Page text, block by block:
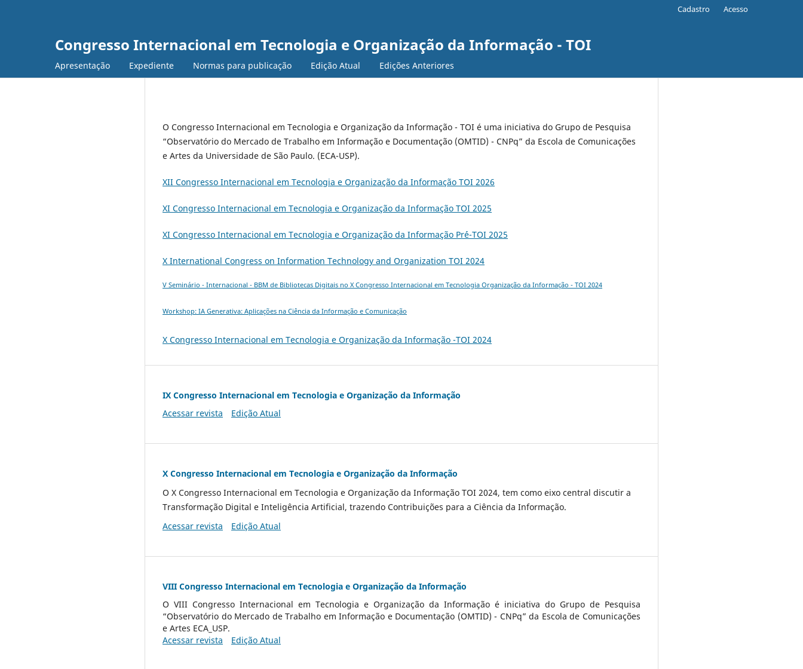
Congresso Internacional em Tecnologia e Organização da Informação - TOI
Apresentação Expediente Normas para publicação Edição Atual Edições Anteriores
Cadastro Acesso
O Congresso Internacional em Tecnologia e Organização da Informação - TOI é uma iniciativa do Grupo de Pesquisa
“Observatório do Mercado de Trabalho em Informação e Documentação (OMTID) - CNPq” da Escola de Comunicações
e Artes da Universidade de São Paulo. (ECA-USP).
XII Congresso Internacional em Tecnologia e Organização da Informação TOI 2026
XI Congresso Internacional em Tecnologia e Organização da Informação TOI 2025
XI Congresso Internacional em Tecnologia e Organização da Informação Pr´é-TOI 2025
X International Congress on Information Technology and Organization TOI 2024
V Seminário - Internacional - BBM de Bibliotecas Digitais no X Congresso Internacional em Tecnologia Organização da Informação - TOI 2024
Workshop: IA Generativa: Aplicações na Ciência da Informação e Comunicação
X Congresso Internacional em Tecnologia e Organização da Informação -TOI 2024
IX Congresso Internacional em Tecnologia e Organização da Informação
Acessar revista
Edição Atual
X Congresso Internacional em Tecnologia e Organização da Informação
O X Congresso Internacional em Tecnologia e Organização da Informação TOI 2024, tem como eixo central discutir a
Transformação Digital e Inteligência Artificial, trazendo Contribuições para a Ciência da Informação.
Acessar revista
Edição Atual
VIII Congresso Internacional em Tecnologia e Organização da Informação
O VIII Congresso Internacional em Tecnologia e Organização da Informação é iniciativa do Grupo de Pesquisa
“Observatório do Mercado de Trabalho em Informação e Documentação (OMTID) - CNPq” da Escola de Comunicações
e Artes ECA_USP.
Acessar revista
Edição Atual